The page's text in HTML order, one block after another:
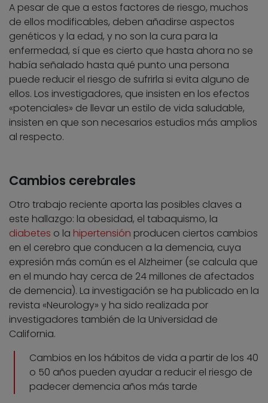
A pesar de que a estos factores de riesgo, muchos
de ellos modificables, deben añadirse aspectos
genéticos y la edad, y no son la cura para la
enfermedad, sí que es cierto que hasta ahora no se
había señalado hasta qué punto una persona
puede reducir el riesgo de sufrirla si evita alguno de
ellos. Los investigadores, que insisten en los efectos
«potenciales» de llevar un estilo de vida saludable,
insisten en que son necesarios estudios más amplios
al respecto.
Cambios cerebrales
Otro trabajo reciente aporta las posibles claves a
este hallazgo: la obesidad, el tabaquismo, la
diabetes o la hipertensión producen ciertos cambios
en el cerebro que conducen a la demencia, cuya
expresión más común es el Alzheimer (se calcula que
en el mundo hay cerca de 24 millones de afectados
de demencia). La investigación se ha publicado en la
revista «Neurology» y ha sido realizada por
investigadores también de la Universidad de
California.
Cambios en los hábitos de vida a partir de los 40
o 50 años pueden ayudar a reducir el riesgo de
padecer demencia años más tarde